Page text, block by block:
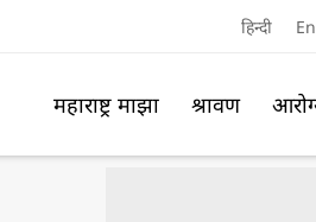
हिन्दी
महाराष्ट्र माझा श्रावण